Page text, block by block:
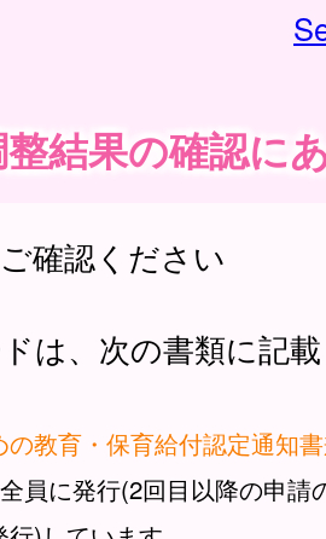
結果の確認に
確認ください
は、次の書類に記
の教育・保育給付認定通知
員に発行(2回目以降の申請